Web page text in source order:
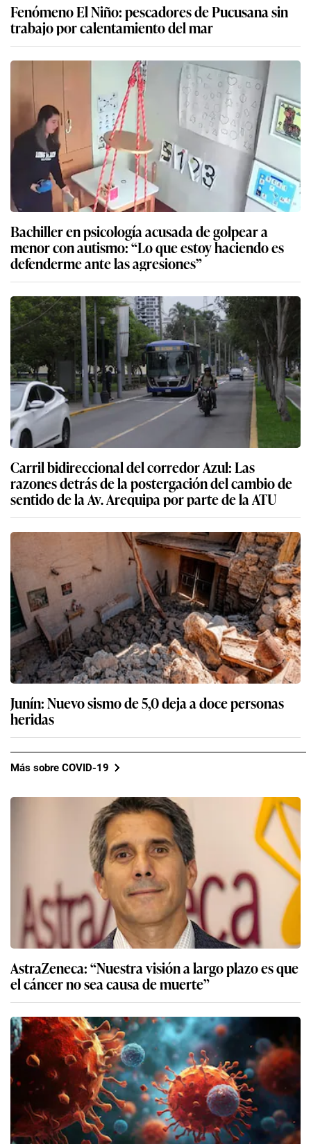
Fenómeno El Niño: pescadores de Pucusana sin
trabajo por calentamiento del mar
Bachiller en psicología acusada de golpear a
menor con autismo: “Lo que estoy haciendo es
defenderme ante las agresiones”
Carril bidireccional del corredor Azul: Las
razones detrás de la postergación del cambio de
sentido de la Av. Arequipa por parte de la ATU
Junín: Nuevo sismo de 5,0 deja a doce personas
heridas
Más sobre COVID-19
AstraZeneca: “Nuestra visión a largo plazo es que
el cáncer no sea causa de muerte”